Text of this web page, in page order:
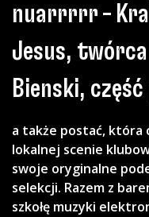
nuarrrrr –
Jesus,
Bienski,
a także postać, która
lokalnej scenie
swoje oryginalne
selekcji. Razem z
szkołę muzyki